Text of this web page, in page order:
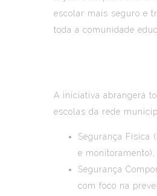
escolar mais seguro e
toda a comunidade
A iniciativa abrangerá
escolas da rede
Segurança Física
e monitoramento);
Segurança
com foco na